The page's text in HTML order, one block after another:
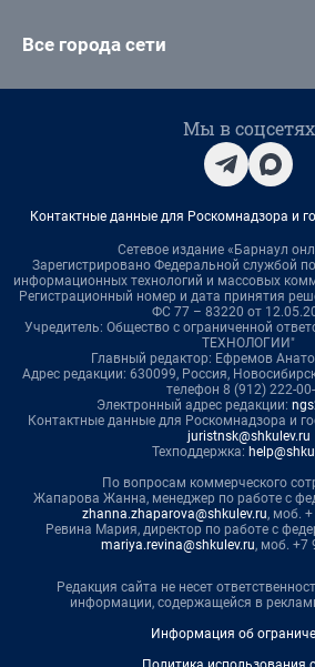
Все города сети
Мы в соцсетях
Контактные данные для Роскомнадзора и
Сетевое издание «Барнаул
Зарегистрировано Федеральной службой
информационных технологий и массовых
Регистрационный номер и дата принятия
ФС 77 – 83220 от
Учредитель: Общество с ограниченной
ТЕХНОЛОГИИ"
Главный редактор: Ефремов
Адрес редакции: 630099, Россия,
телефон 8 (912) 222-
Электронный адрес редакции:
Контактные данные для Роскомнадзора и
juristnsk@shkulev.ru
Техподдержка:
По вопросам коммерческого
Жапарова Жанна, менеджер по работе с
zhanna.zhaparova@shkulev.ru, моб.
Ревина Мария, директор по работе с
mariya.revina@shkulev.ru, моб. +7
Редакция сайта не несет
информации, содержащейся в
Информация об